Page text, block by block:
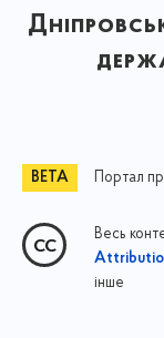
Портал
Весь
інше